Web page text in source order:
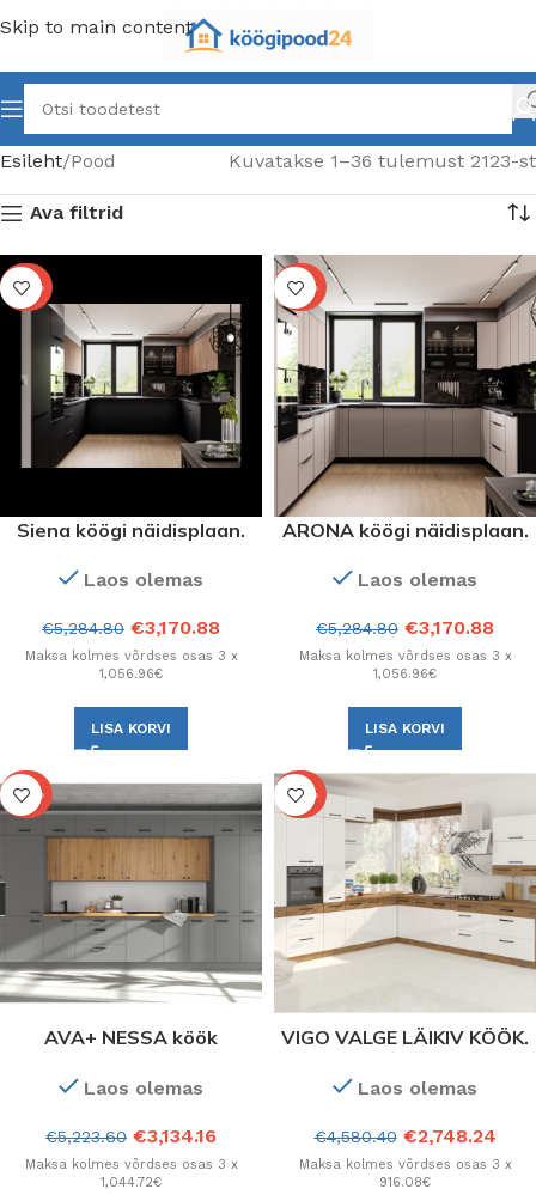
Skip to main content
Esileht Pood Kuvatakse 1–36 tulemust 2123-st
Ava filtrid
-40%
Siena köögi näidisplaan.
Laos olemas
€5,284.80 €3,170.88
Maksa kolmes võrdses osas 3 x
1,056.96€
LISA KORVI
-40%
ARONA köögi näidisplaan.
Laos olemas
€5,284.80 €3,170.88
Maksa kolmes võrdses osas 3 x
1,056.96€
LISA KORVI
-40%
AVA+ NESSA köök
Laos olemas
€5,223.60 €3,134.16
Maksa kolmes võrdses osas 3 x
1,044.72€
-40%
VIGO VALGE LÄIKIV KÖÖK.
konfiguratsioonis. Suur
Laos olemas
€4,580.40 €2,748.24
Maksa kolmes võrdses osas 3 x
916.08€